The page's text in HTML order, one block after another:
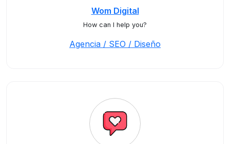
Wom Digital
How can I help you?
Agencia / SEO / Diseño